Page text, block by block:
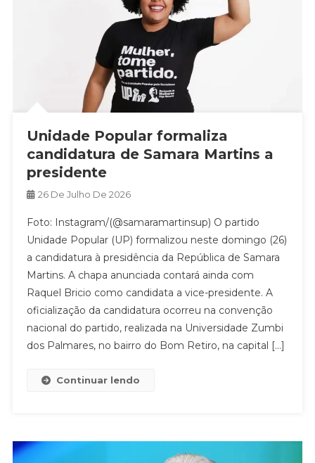
Unidade Popular formaliza
candidatura de Samara Martins a
presidente
26 De Julho De 2026
Foto: Instagram/(@samaramartinsup) O partido
Unidade Popular (UP) formalizou neste domingo (26)
a candidatura à presidência da República de Samara
Martins. A chapa anunciada contará ainda com
Raquel Bricio como candidata a vice-presidente. A
oficialização da candidatura ocorreu na convenção
nacional do partido, realizada na Universidade Zumbi
dos Palmares, no bairro do Bom Retiro, na capital […]
Continuar lendo